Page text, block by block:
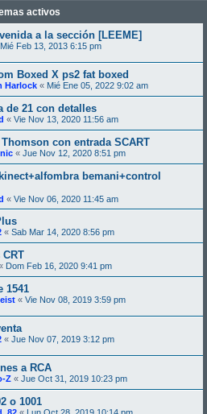
activos
a la sección [LEEME]
Mié Feb 13, 2013 6:15 pm
Boxed X ps2 fat boxed
Harlock « Mié Ene 05, 2022 9:02 am
de 21 con detalles
« Vie Nov 13, 2020 11:56 am
con entrada SCART
« Jue Nov 12, 2020 8:51 pm
bemani+control
« Vie Nov 06, 2020 11:45 am
« Sab Mar 14, 2020 8:56 pm
Dom Feb 16, 2020 9:41 pm
1541
« Vie Nov 08, 2019 3:59 pm
« Jue Nov 07, 2019 3:12 pm
a RCA
Z « Jue Oct 31, 2019 10:23 pm
o 1001